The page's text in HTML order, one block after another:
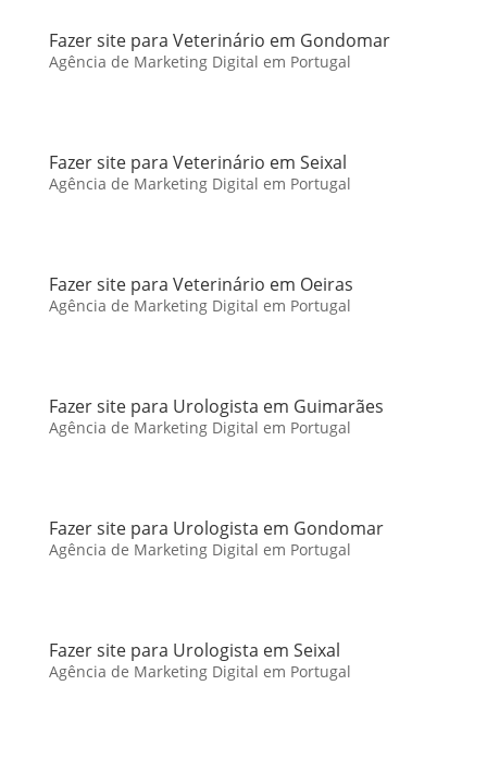
Fazer site para Veterinário em Gondomar
Agência de Marketing Digital em Portugal
Fazer site para Veterinário em Seixal
Agência de Marketing Digital em Portugal
Fazer site para Veterinário em Oeiras
Agência de Marketing Digital em Portugal
Fazer site para Urologista em Guimarães
Agência de Marketing Digital em Portugal
Fazer site para Urologista em Gondomar
Agência de Marketing Digital em Portugal
Fazer site para Urologista em Seixal
Agência de Marketing Digital em Portugal